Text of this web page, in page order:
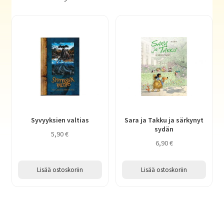
Syvyyksien valtias
5,90€
Lisää ostoskoriin
Sara ja Takku ja särkynyt
sydän
6,90€
Lisää ostoskoriin